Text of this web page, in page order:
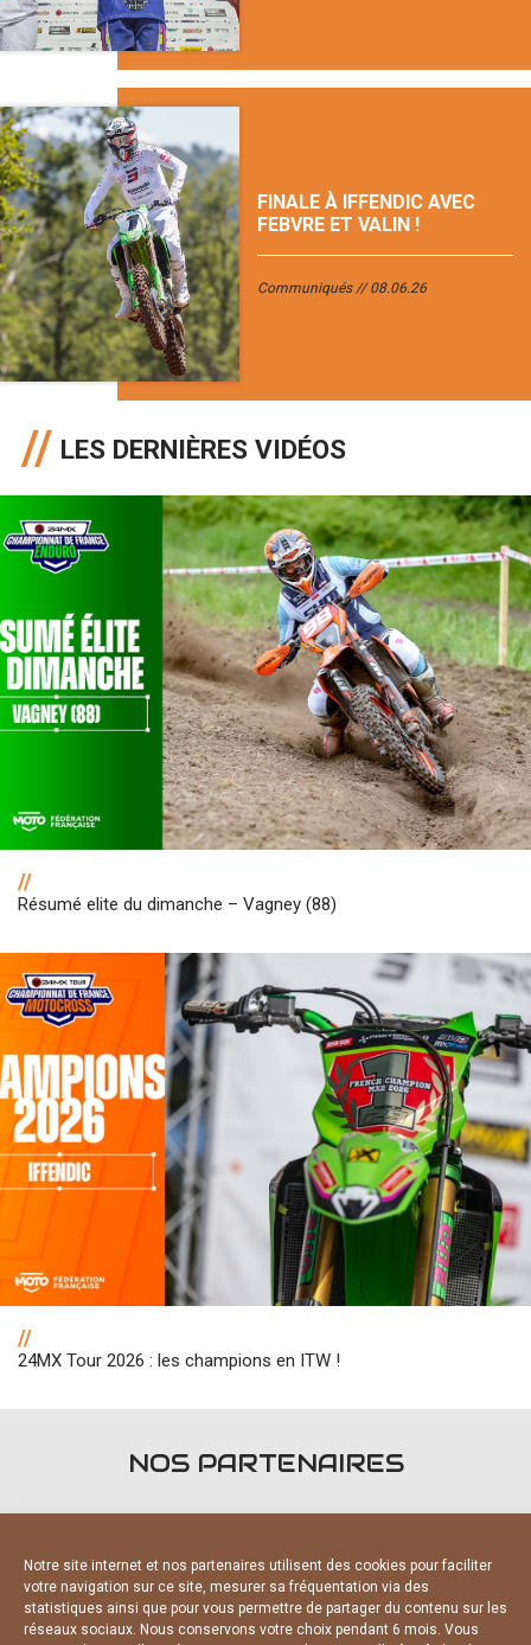
Notre site internet et nos partenaires utilisent des cookies pour faciliter
votre navigation sur ce site, mesurer sa fréquentation via des
statistiques ainsi que pour vous permettre de partager du contenu sur les
réseaux sociaux. Nous conservons votre choix pendant 6 mois. Vous
FINALE À IFFENDIC AVEC
FEBVRE ET VALIN !
Communiqués 08.06.26
LES DERNIÈRES VIDÉOS
//
Résumé elite du dimanche – Vagney (88)
//
24MX Tour 2026 : les champions en ITW !
NOS PARTENAIRES
FOURNISSEURS OFFICIELS